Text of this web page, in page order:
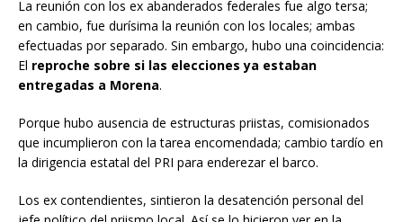
La reunión con los ex abanderados federales fue algo tersa;
en cambio, fue durísima la reunión con los locales; ambas
efectuadas por separado. Sin embargo, hubo una coincidencia:
El reproche sobre si las elecciones ya estaban
entregadas a Morena.
Porque hubo ausencia de estructuras priistas, comisionados
que incumplieron con la tarea encomendada; cambio tardío en
la dirigencia estatal del PRI para enderezar el barco.
Los ex contendientes, sintieron la desatención personal del